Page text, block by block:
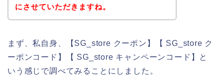
にさせていただきますね。
まず、私自身、【SG_store クーポン】【 SG_store ク
ーポンコード】【 SG_store キャンペーンコード】と
いう感じで調べてみることにしました。